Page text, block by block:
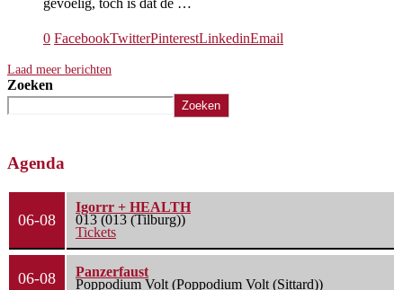
gevoelig, toch is dat de …
0 FacebookTwitterPinterestLinkedinEmail
Laad meer berichten
Zoeken
Zoeken
Agenda
06-08
Igorrr + HEALTH
013 (013 (Tilburg))
Tickets
06-08
Panzerfaust
Poppodium Volt (Poppodium Volt (Sittard))